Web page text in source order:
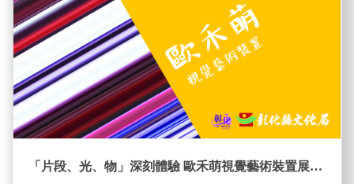
「片段、光、物」深刻體驗 歐禾萌視覺藝術裝置展即日起至111年4月1日在福興穀倉展出